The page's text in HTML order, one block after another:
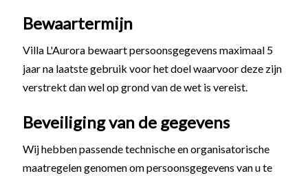
Bewaartermijn
Villa L'Aurora bewaart persoonsgegevens maximaal 5
jaar na laatste gebruik voor het doel waarvoor deze zijn
verstrekt dan wel op grond van de wet is vereist.
Beveiliging van de gegevens
Wij hebben passende technische en organisatorische
maatregelen genomen om persoonsgegevens van u te